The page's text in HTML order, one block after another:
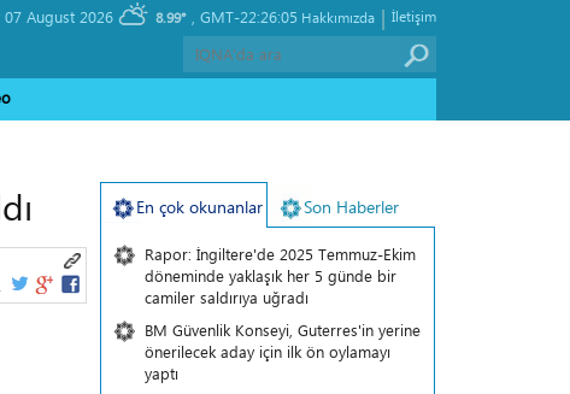
GMT-22:26:05
8.99° İletişim
|
Hakkımızda
En çok okunanlar Son Haberler
Rapor: İngiltere'de 2025 Temmuz-Ekim
döneminde yaklaşık her 5 günde bir
camiler saldırıya uğradı
BM Güvenlik Konseyi, Guterres'in yerine
önerilecek aday için ilk ön oylamayı
yaptı